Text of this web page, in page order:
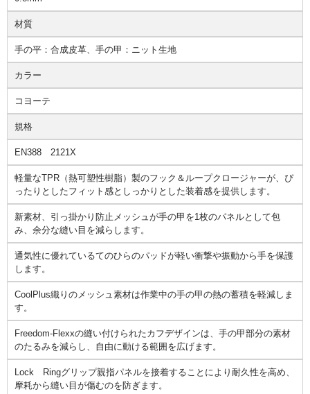
材質
手の平：合成皮革、手の甲：ニット生地
カラー
コヨーテ
規格
EN388 2121X
軽量なTPR（熱可塑性樹脂）製のフック＆ループクロージャーが、ぴ
ったりとしたフィット感としっかりとした装着感を提供します。
新素材、引っ掛かり防止メッシュが手の甲を1枚のパネルとして包
み、余分な縫い目を減らします。
通気性に優れているてのひらのパッドが軽い衝撃や振動から手を保護
します。
CoolPlus織りのメッシュ素材は作業中の手の甲の熱の蓄積を軽減しま
す。
Freedom-Flexxの縫い付けられたカフデザインは、手の甲部分の素材
のたるみを減らし、自由に動ける範囲を広げます。
Lock Ringグリップ親指パネルを接着することにより耐久性を高め、
摩耗から縫い目が傷むのを防ぎます。